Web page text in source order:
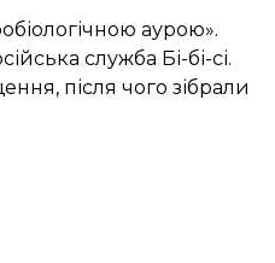
аурою».
служба Бі-бі-сі.
після чого зібрали